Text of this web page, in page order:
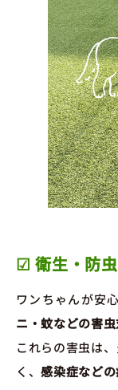
☑ 衛生・防
ワンちゃんが安
ニ・蚊などの害
これらの害虫は
く、感染症など